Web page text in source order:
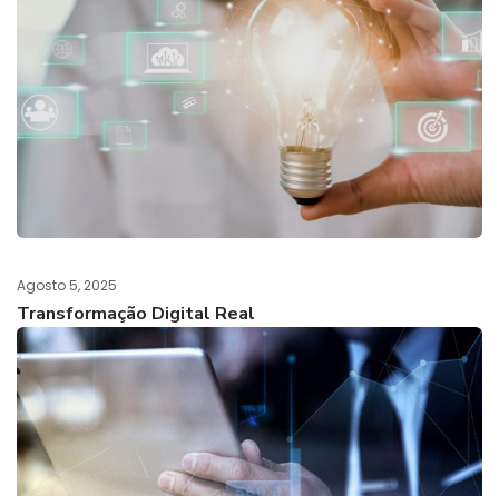
Agosto 5, 2025
Transformação Digital Real